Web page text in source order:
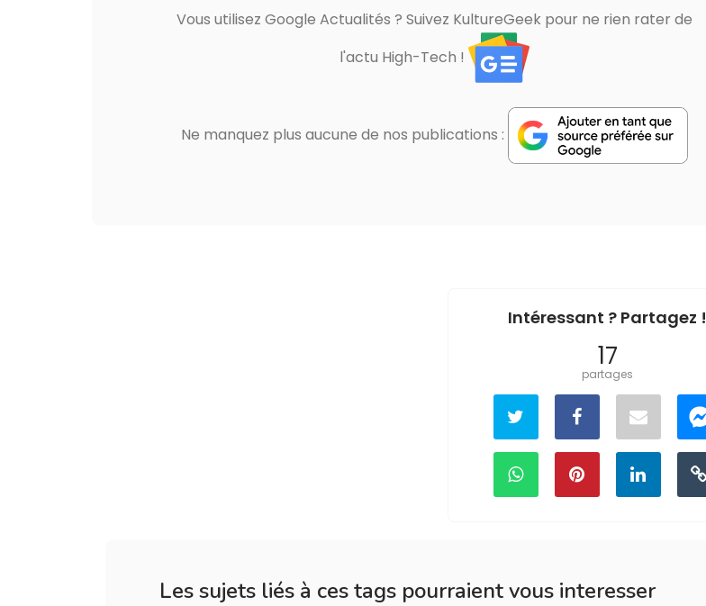
Vous utilisez Google Actualités ? Suivez KultureGeek pour ne rien rater de
l'actu High-Tech !
Ne manquez plus aucune de nos publications :
Intéressant ? Partagez !
17
partages
Les sujets liés à ces tags pourraient vous interesser